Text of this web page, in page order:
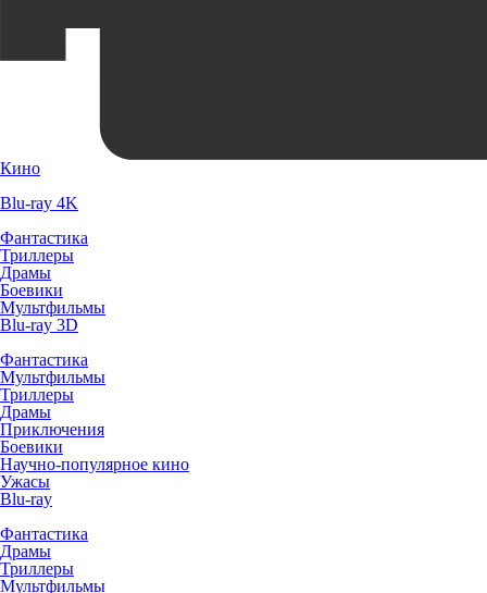
Кино
Blu-ray 4K
Фантастика
Триллеры
Драмы
Боевики
Мультфильмы
Blu-ray 3D
Фантастика
Мультфильмы
Триллеры
Драмы
Приключения
Боевики
Научно-популярное кино
Ужасы
Blu-ray
Фантастика
Драмы
Триллеры
Мультфильмы